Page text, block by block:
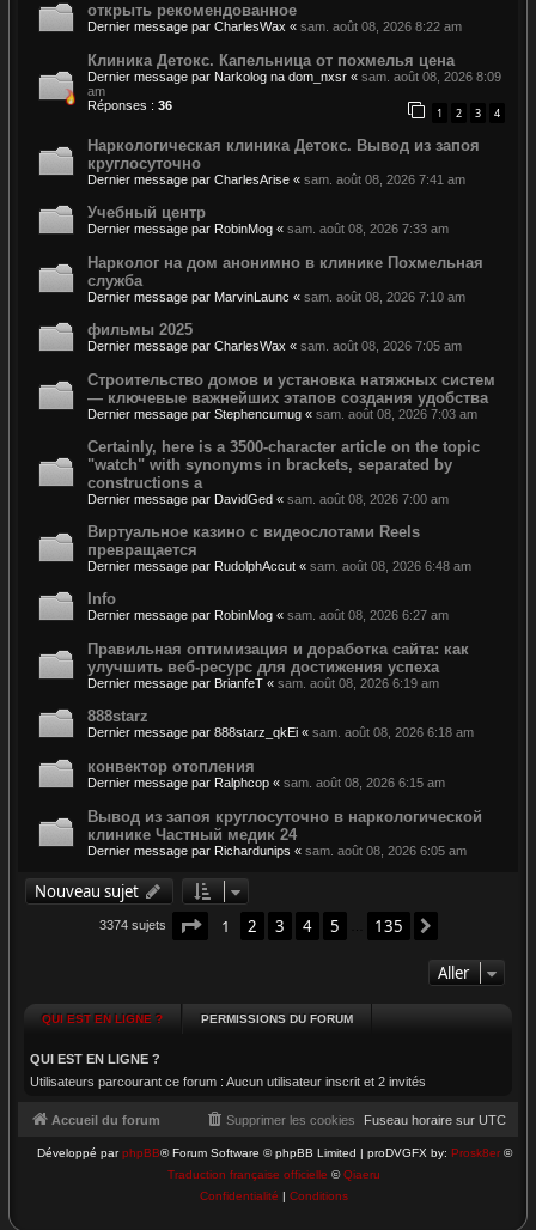
открыть рекомендованное
Dernier message par CharlesWax « sam. août 08, 2026 8:22 am
Клиника Детокс. Капельница от похмелья цена
Dernier message par Narkolog na dom_nxsr « sam. août 08, 2026 8:09
am
Réponses : 36 1 2 3 4
Наркологическая клиника Детокс. Вывод из запоя
круглосуточно
Dernier message par CharlesArise « sam. août 08, 2026 7:41 am
Учебный центр
Dernier message par RobinMog « sam. août 08, 2026 7:33 am
Нарколог на дом анонимно в клинике Похмельная
служба
Dernier message par MarvinLaunc « sam. août 08, 2026 7:10 am
фильмы 2025
Dernier message par CharlesWax « sam. août 08, 2026 7:05 am
Строительство домов и установка натяжных систем
— ключевые важнейших этапов создания удобства
Dernier message par Stephencumug « sam. août 08, 2026 7:03 am
Certainly, here is a 3500-character article on the topic
"watch" with synonyms in brackets, separated by
constructions a
Dernier message par DavidGed « sam. août 08, 2026 7:00 am
Виртуальное казино с видеослотами Reels
превращается
Dernier message par RudolphAccut « sam. août 08, 2026 6:48 am
Info
Dernier message par RobinMog « sam. août 08, 2026 6:27 am
Правильная оптимизация и доработка сайта: как
улучшить веб-ресурс для достижения успеха
Dernier message par BrianfeT « sam. août 08, 2026 6:19 am
888starz
Dernier message par 888starz_qkEi « sam. août 08, 2026 6:18 am
конвектор отопления
Dernier message par Ralphcop « sam. août 08, 2026 6:15 am
Вывод из запоя круглосуточно в наркологической
клинике Частный медик 24
Dernier message par Richardunips « sam. août 08, 2026 6:05 am
Nouveau sujet
3374 sujets Page 1sur135
1 2 3 4 5 135
Aller
QUI EST EN LIGNE ? PERMISSIONS DU FORUM
QUI EST EN LIGNE ?
Utilisateurs parcourant ce forum : Aucun utilisateur inscrit et 2 invités
Accueil du forum Fuseau horaire sur UTC
Supprimer les cookies
Développé parphpBB® Forum Software © phpBB Limited | proDVGFX by: Prosk8er©
Traduction française officielle ©Qiaeru
Confidentialité | Conditions